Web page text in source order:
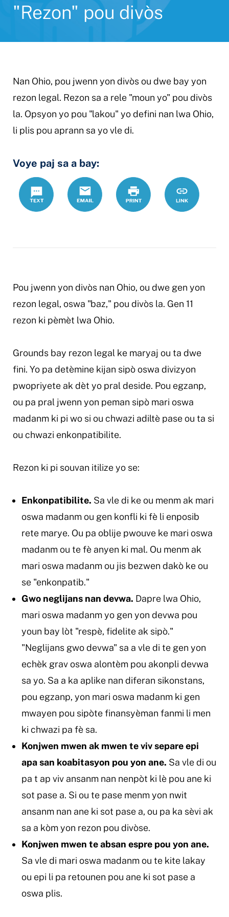
"Rezon" pou divòs
Nan Ohio, pou jwenn yon divòs ou dwe bay yon
rezon legal. Rezon sa a rele "moun yo" pou divòs
la. Opsyon yo pou "lakou" yo defini nan lwa Ohio,
li plis pou aprann sa yo vle di.
Voye paj sa a bay:
Text
Email Print
https://
Link
Pou jwenn yon divòs nan Ohio, ou dwe gen yon
rezon legal, oswa "baz," pou divòs la. Gen 11
rezon ki pèmèt lwa Ohio.
Grounds bay rezon legal ke maryaj ou ta dwe
fini. Yo pa detèmine kijan sipò oswa divizyon
pwopriyete ak dèt yo pral deside. Pou egzanp,
ou pa pral jwenn yon peman sipò mari oswa
madanm ki pi wo si ou chwazi adiltè pase ou ta si
ou chwazi enkonpatibilite.
Rezon ki pi souvan itilize yo se:
Enkonpatibilite. Sa vle di ke ou menm ak mari
oswa madanm ou gen konfli ki fè li enposib
rete marye. Ou pa oblije pwouve ke mari oswa
madanm ou te fè anyen ki mal. Ou menm ak
mari oswa madanm ou jis bezwen dakò ke ou
se "enkonpatib."
Gwo neglijans nan devwa. Dapre lwa Ohio,
mari oswa madanm yo gen yon devwa pou
youn bay lòt "respè, fidelite ak sipò."
"Neglijans gwo devwa" sa a vle di te gen yon
echèk grav oswa alontèm pou akonpli devwa
sa yo. Sa a ka aplike nan diferan sikonstans,
pou egzanp, yon mari oswa madanm ki gen
mwayen pou sipòte finansyèman fanmi li men
ki chwazi pa fè sa.
Konjwen mwen ak mwen te viv separe epi
apa san koabitasyon pou yon ane. Sa vle di ou
pa t ap viv ansanm nan nenpòt ki lè pou ane ki
sot pase a. Si ou te pase menm yon nwit
ansanm nan ane ki sot pase a, ou pa ka sèvi ak
sa a kòm yon rezon pou divòse.
Konjwen mwen te absan espre pou yon ane.
Sa vle di mari oswa madanm ou te kite lakay
ou epi li pa retounen pou ane ki sot pase a
oswa plis.